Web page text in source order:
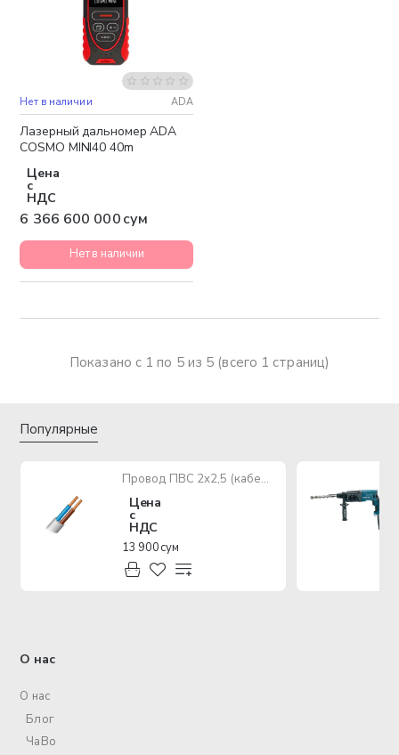
Бесплатная доставка
Нет в наличии ADA
Лазерный дальномер ADA
COSMO MINI40 40m
Цена
с
НДС
6 366 600 000 сум
Нет в наличии
Показано с 1 по 5 из 5 (всего 1 страниц)
Популярные
Провод ПВС 2х2,5 (кабель медный многожильный)
Цена
с
НДС
13 900 сум
О нас
О нас
Блог
ЧаВо